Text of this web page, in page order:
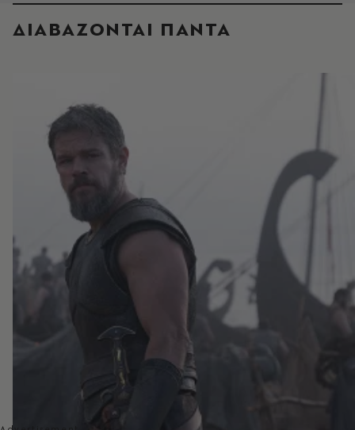
ΔΙΑΒΑΖΟΝΤΑΙ ΠΑΝΤΑ